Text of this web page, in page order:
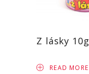
Z lásky 10g
READ MORE